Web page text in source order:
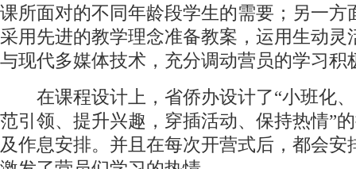
课所面对的不同年龄段学生的需要；另一方
采用先进的教学理念准备教案，运用生动灵
与现代多媒体技术，充分调动营员的学习积
在课程设计上，省侨办设计了“小班化、
范引领、提升兴趣，穿插活动、保持热情”
及作息安排。并且在每次开营式后，都会安